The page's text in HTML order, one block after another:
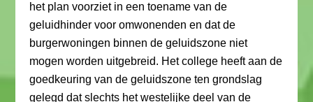
het plan voorziet in een toename van de
geluidhinder voor omwonenden en dat de
burgerwoningen binnen de geluidszone niet
mogen worden uitgebreid. Het college heeft aan de
goedkeuring van de geluidszone ten grondslag
gelegd dat slechts het westelijke deel van de